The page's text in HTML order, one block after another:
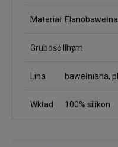
Materiał
Grubość liny
1 cm
Lina bawełniana,
Wkład 100% silikon